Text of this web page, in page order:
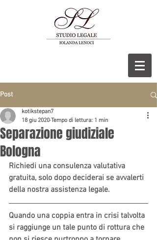
Post
Separazione giudiziale
Bologna
kotikstepan7
18 giu 2020 Tempo di lettura: 1 min
Richiedi una consulenza valutativa
gratuita, solo dopo deciderai se avvalerti
della nostra assistenza legale.
Quando una coppia entra in crisi talvolta
si raggiunge un tale punto di rottura che